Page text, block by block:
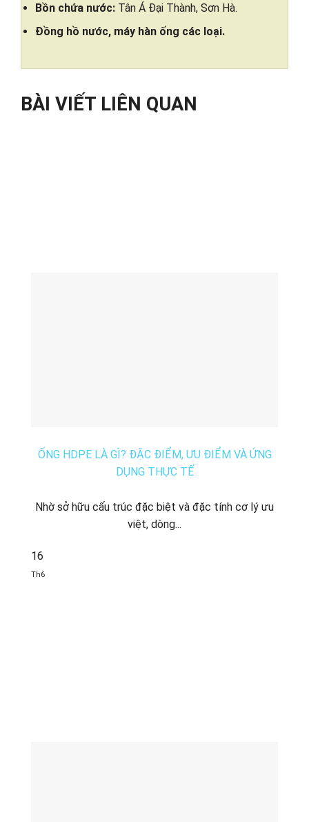
Bồn chứa nước: Tân Á Đại Thành, Sơn Hà.
Đồng hồ nước, máy hàn ống các loại.
BÀI VIẾT LIÊN QUAN
ỐNG HDPE LÀ GÌ? ĐẶC ĐIỂM, ƯU ĐIỂM VÀ ỨNG
DỤNG THỰC TẾ
Nhờ sở hữu cấu trúc đặc biệt và đặc tính cơ lý ưu
việt, dòng...
16
Th6